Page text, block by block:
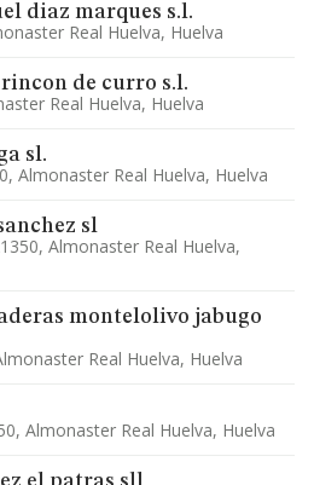
diaz marques s.l.
Real Huelva, Huelva
de curro s.l.
Real Huelva, Huelva
sl.
Almonaster Real Huelva, Huelva
sl
Almonaster Real Huelva,
montelolivo jabugo
Real Huelva, Huelva
Almonaster Real Huelva, Huelva